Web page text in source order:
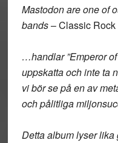
Mastodon are one of
bands– Classic Rock
…handlar ”Emperor
uppskatta och inte ta
vi bör se på en av
och pålitliga
Detta album lyser